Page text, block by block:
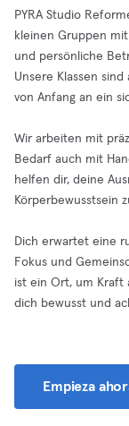
PYRA Studio
kleinen Gruppen
und persönliche
Unsere Klassen
von Anfang an ein
Wir arbeiten mit
Bedarf auch mit
helfen dir, deine
Körperbewusstsein
Dich erwartet eine
Fokus und
ist ein Ort, um Kraft
dich bewusst und
Empieza